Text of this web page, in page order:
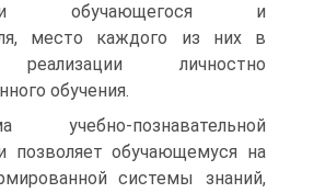
обучающегося и
место каждого из них в
личностно
обучения.
учебно-познавательной
позволяет обучающемуся на
системы знаний,